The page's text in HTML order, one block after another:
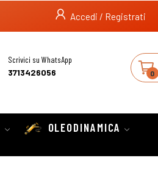
Accedi / Registrati
0
Scrivici su WhatsApp
3713426056
OLEODINAMICA